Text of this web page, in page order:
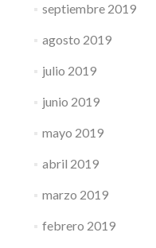
septiembre 2019
agosto 2019
julio 2019
junio 2019
mayo 2019
abril 2019
marzo 2019
febrero 2019